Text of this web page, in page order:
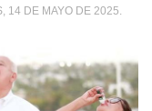
14 DE MAYO DE 2025.